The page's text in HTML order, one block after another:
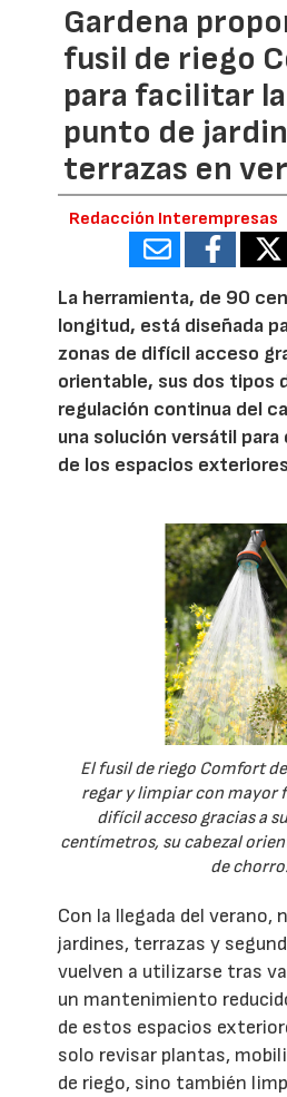
Gardena
fusil de riego
para facilitar
punto de
terrazas en
Redacción Interempresas
La herramienta, de 90
longitud, está diseñada
zonas de difícil acceso
orientable, sus dos tipos
regulación continua del
una solución versátil
de los espacios
El fusil de riego Comfort
regar y limpiar con mayor
difícil acceso gracias a
centímetros, su cabezal
de chorro.
Con la llegada del verano,
jardines, terrazas y
vuelven a utilizarse tras
un mantenimiento
de estos espacios
solo revisar plantas,
de riego, sino también